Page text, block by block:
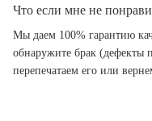
Что если мне не
Мы даем 100% гарантию
обнаружите брак (дефекты
перепечатаем его или